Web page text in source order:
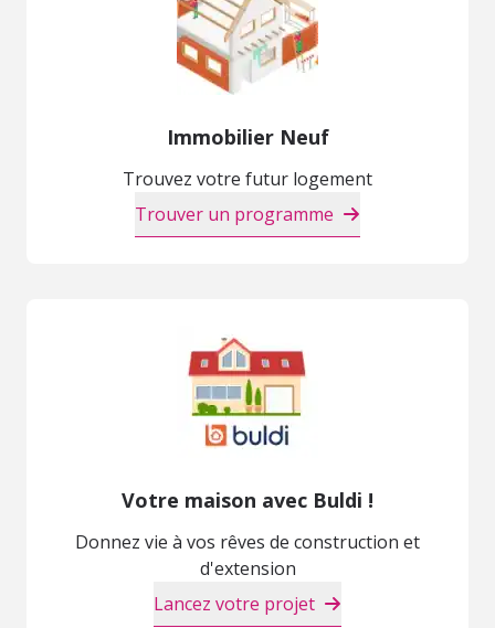
Immobilier Neuf
Trouvez votre futur logement
Trouver un programme
Votre maison avec Buldi !
Donnez vie à vos rêves de construction et
d'extension
Lancez votre projet